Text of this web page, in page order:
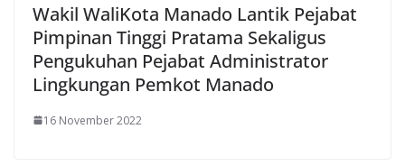
Wakil WaliKota Manado Lantik Pejabat
Pimpinan Tinggi Pratama Sekaligus
Pengukuhan Pejabat Administrator
Lingkungan Pemkot Manado
16 November 2022